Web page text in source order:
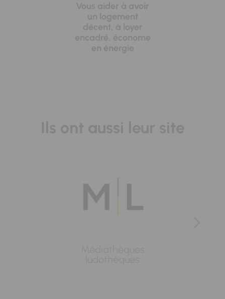
Vous aider à avoir
un logement
décent, à loyer
encadré, économe
en énergie
Ils ont aussi leur site